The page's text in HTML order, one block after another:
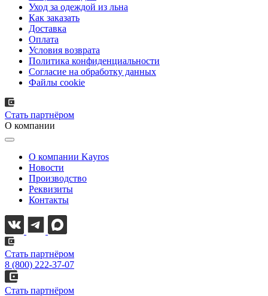
Уход за одеждой из льна
Как заказать
Доставка
Оплата
Условия возврата
Политика конфиденциальности
Согласие на обработку данных
Файлы cookie
Стать партнёром
О компании
О компании Kayros
Новости
Производство
Реквизиты
Контакты
Стать партнёром
8 (800) 222-37-07
Стать партнёром